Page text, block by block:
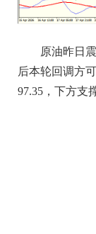
原油昨日
后本轮回调方
97.35，下方支